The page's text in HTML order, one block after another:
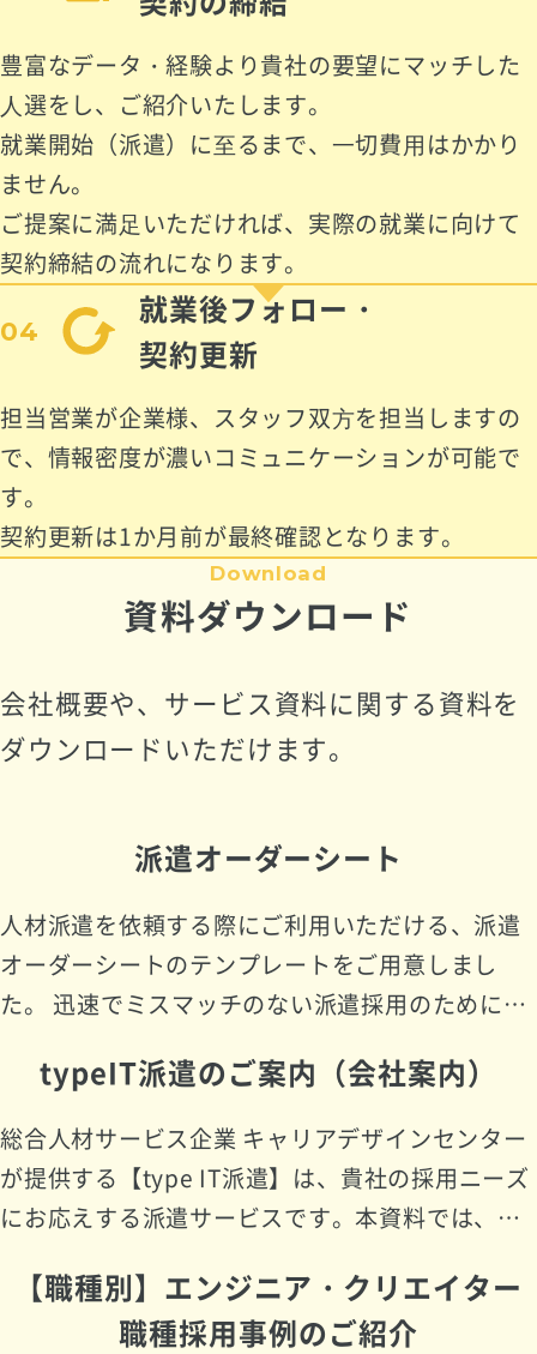
豊富なデータ・経験より貴社の要望にマッチした
⼈選をし、ご紹介いたします。
就業開始（派遣）に⾄るまで、⼀切費⽤はかかり
ません。
ご提案に満⾜いただければ、実際の就業に向けて
契約締結の流れになります。
04
就業後フォロー・
契約更新
担当営業が企業様、スタッフ双⽅を担当しますの
で、情報密度が濃いコミュニケーションが可能で
す。
契約更新は1か月前が最終確認となります。
Download
資料ダウンロード
会社概要や、サービス資料に関する資料を
ダウンロードいただけます。
派遣オーダーシート
人材派遣を依頼する際にご利用いただける、派遣
オーダーシートのテンプレートをご用意しまし
た。 迅速でミスマッチのない派遣採用のためにぜ
プロジェクト発足で迅速に人材が必要 ・求…
typeIT派遣のご案内（会社案内）
総合人材サービス企業 キャリアデザインセンター
が提供する【type IT派遣】は、貴社の採用ニーズ
にお応えする派遣サービスです。本資料では、当
ご紹介しております。 【目次】 ・…
【職種別】エンジニア・クリエイター
職種採用事例のご紹介